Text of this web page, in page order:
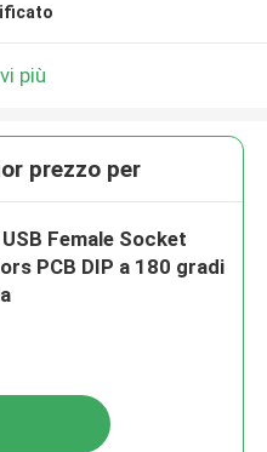
più
prezzo per
Female Socket
PCB DIP a 180 gradi